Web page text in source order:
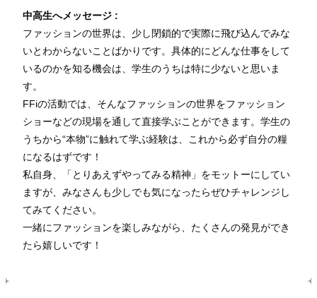
中高生へメッセージ :
ファッションの世界は、少し閉鎖的で実際に飛び込んでみな
いとわからないことばかりです。具体的にどんな仕事をして
いるのかを知る機会は、学生のうちは特に少ないと思いま
す。
FFiの活動では、そんなファッションの世界をファッション
ショーなどの現場を通して直接学ぶことができます。学生の
うちから“本物”に触れて学ぶ経験は、これから必ず自分の糧
になるはずです！
私自身、「とりあえずやってみる精神」をモットーにしてい
ますが、みなさんも少しでも気になったらぜひチャレンジし
てみてください。
一緒にファッションを楽しみながら、たくさんの発見ができ
たら嬉しいです！